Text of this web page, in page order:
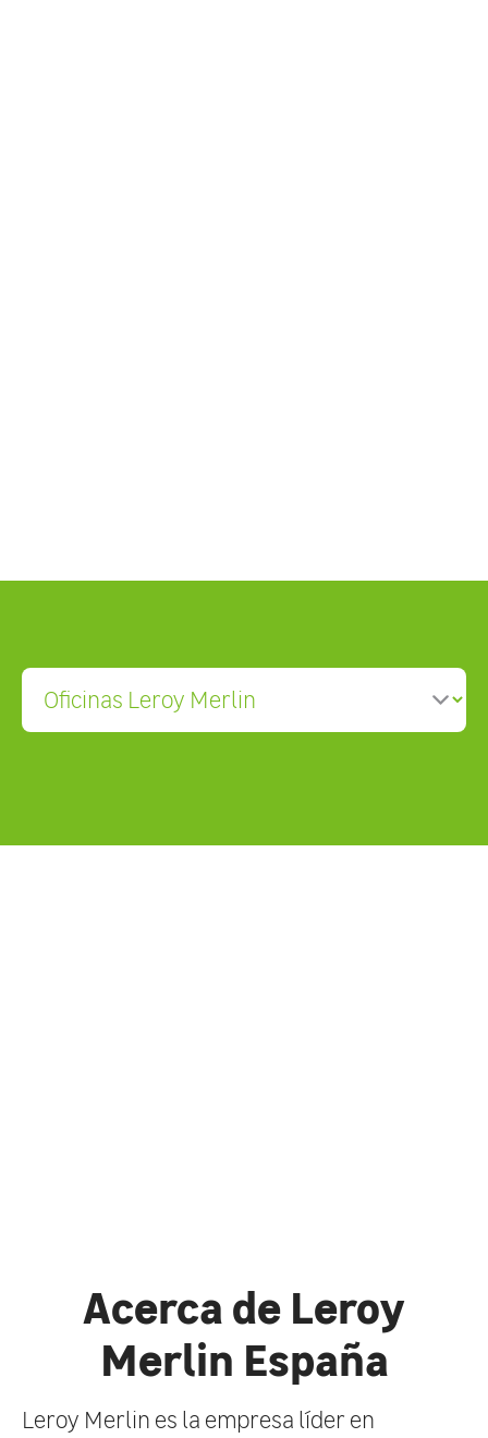
Acerca de Leroy
Merlin España
Leroy Merlin es la empresa líder en